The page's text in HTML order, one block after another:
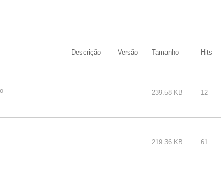
Descrição Versão Tamanho Hits
239.58 KB 12
219.36 KB 61